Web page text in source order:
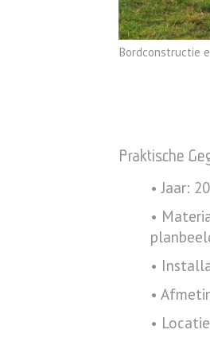
Bordconstructie
Praktische
• Jaar:
•
•
•
•